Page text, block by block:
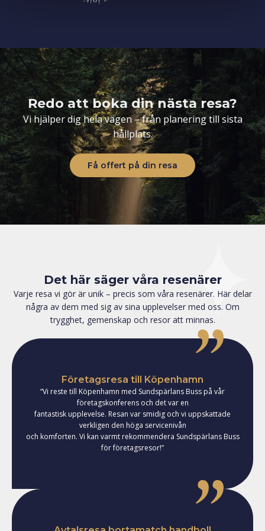
Redo att boka din nästa resa?
Vi hjälper dig hela vägen – från planering till sista
hållplats.
Få offert på din resa
Det här säger våra resenärer
Varje resa vi gör är unik – precis som våra resenärer. Här delar
några av dem med sig av sina upplevelser med oss. Om
trygghet, gemenskap och resor att minnas.
Företagsresa till Köpenhamn
“Vi reste till Köpenhamn med Sundspärlans Buss på vår
företagskonferens och det var en
fantastisk upplevelse. Resan var smidig och vi uppskattade
verkligen den höga servicenivån
och komforten. Vi kan varmt rekommendera Sundspärlans Buss
för företagsresor!”